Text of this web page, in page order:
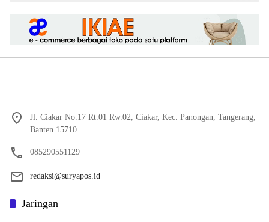
Jl. Ciakar No.17 Rt.01 Rw.02, Ciakar, Kec. Panongan, Tangerang,
Banten 15710
085290551129
redaksi@suryapos.id
Jaringan